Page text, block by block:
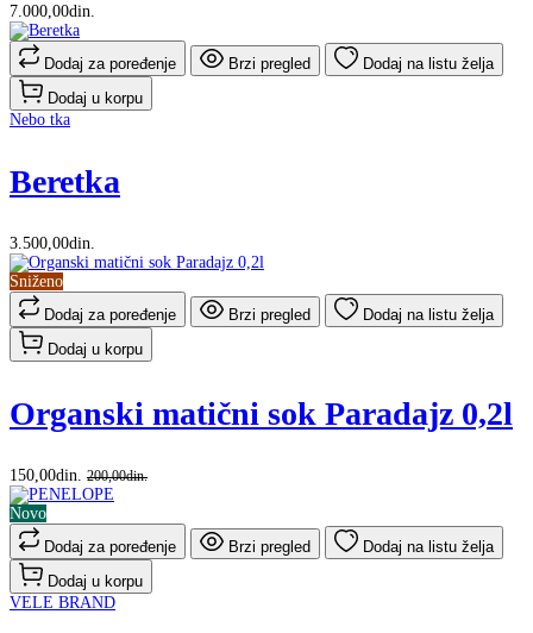
7.000,00din.
Dodaj za poređenje Brzi pregled
Dodaj na listu želja
Dodaj u korpu
Nebo tka
Beretka
3.500,00din.
Sniženo
Dodaj za poređenje
Brzi pregled
Dodaj na listu želja
Dodaj u korpu
Organski matični sok Paradajz 0,2l
150,00din. 200,00din.
Novo
Dodaj za poređenje
Brzi pregled
Dodaj na listu želja
Dodaj u korpu
VELE BRAND